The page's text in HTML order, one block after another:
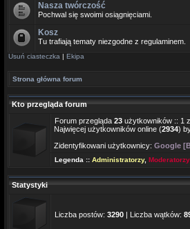
Nasza twórczość
Pochwal się swoimi osiągnięciami.
Kosz
Tu trafiają tematy niezgodne z regulaminem.
Usuń ciasteczka | Ekipa
Strona główna forum
Kto przegląda forum
Forum przegląda 23 użytkowników :: 1
Najwięcej użytkowników online (2934)
Zidentyfikowani użytkownicy: Google
Legenda :: Administratorzy,
Statystyki
Liczba postów: 3290 | Liczba wątków: